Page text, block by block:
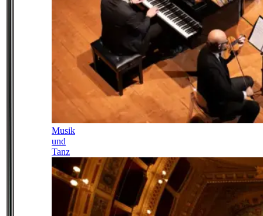
Musik
und
Tanz